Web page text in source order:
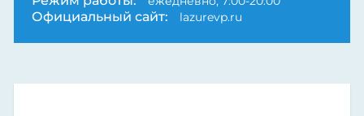
Официальный сайт: lazurevp.ru